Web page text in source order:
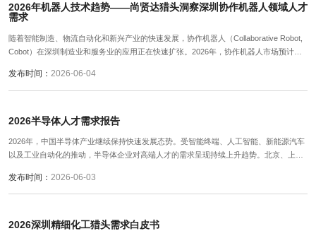
2026年机器人技术趋势——尚贤达猎头洞察深圳协作机器人领域人才
需求
随着智能制造、物流自动化和新兴产业的快速发展，协作机器人（Collaborative Robot,
Cobot）在深圳制造业和服务业的应用正在快速扩张。2026年，协作机器人市场预计在
核心区域。
发布时间： 2026-06-04
2026半导体人才需求报告
2026年，中国半导体产业继续保持快速发展态势。受智能终端、人工智能、新能源汽车
以及工业自动化的推动，半导体企业对高端人才的需求呈现持续上升趋势。北京、上
导体制造与封测产业，深圳则在存储器、功率器件及产业链服务领域具备优势。
发布时间： 2026-06-03
2026深圳精细化工猎头需求白皮书